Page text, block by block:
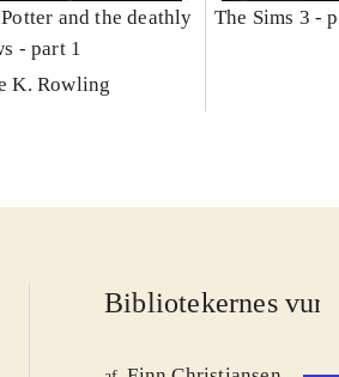
and the deathly
- part 1
K. Rowling
The Sims 3 -
Bibliotekernes